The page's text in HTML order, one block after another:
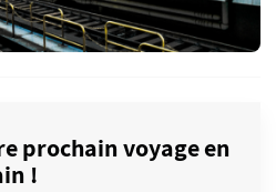
prochain voyage en
!